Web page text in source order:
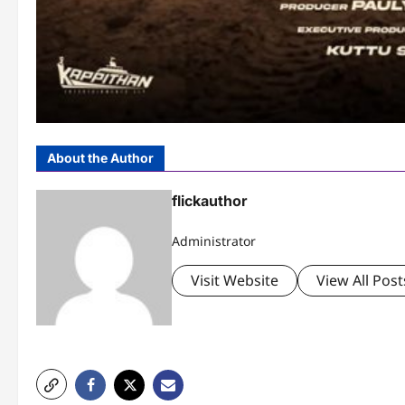
About the Author
flickauthor
Administrator
Visit Website View All